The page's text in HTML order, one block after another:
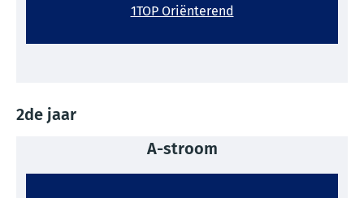
1TOP Oriënterend
2de jaar
A-stroom